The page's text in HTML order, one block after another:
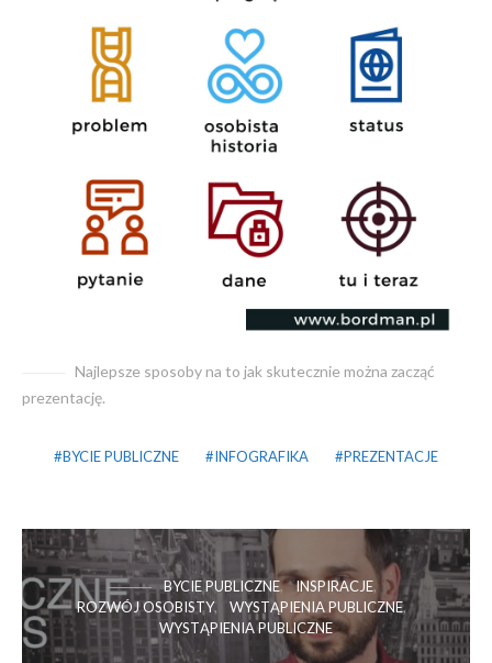
Najlepsze sposoby na to jak skutecznie można zacząć
prezentację.
BYCIE PUBLICZNE INFOGRAFIKA PREZENTACJE
BYCIE PUBLICZNE
INSPIRACJE
ROZWÓJ OSOBISTY
WYSTĄPIENIA PUBLICZNE
WYSTĄPIENIA PUBLICZNE